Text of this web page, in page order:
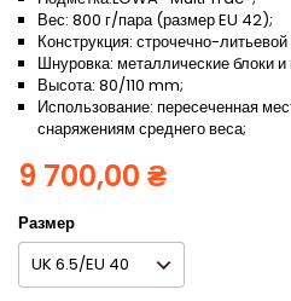
Вес: 800 г/пара (размер EU 42);
Конструкция: строчечно-
Шнуровка: металлические блоки
Высота: 80/110 mm;
Использование: пересеченная
снаряжениям среднего веса;
9 700,00 ₴
Размер